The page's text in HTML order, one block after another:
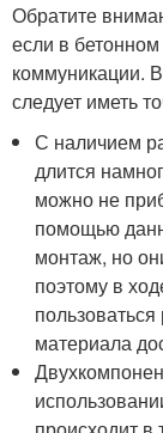
Обратите
если в
коммуникации.
следует иметь
С наличием
длится
можно не
помощью
монтаж, но
поэтому в
материала